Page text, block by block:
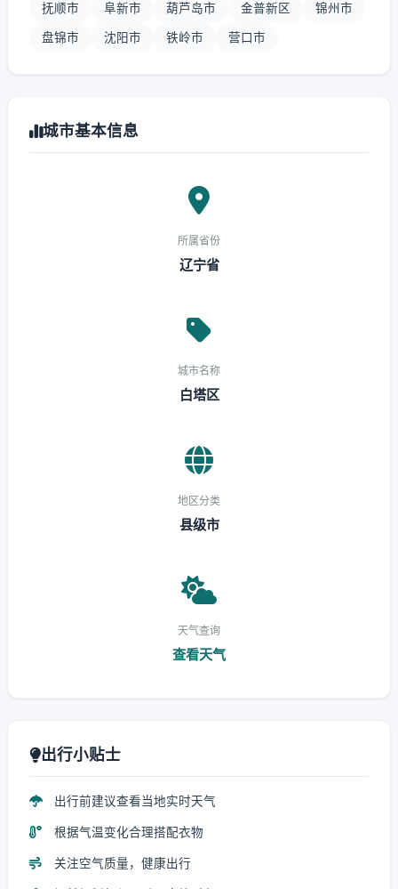
抚顺市 阜新市 葫芦岛市 金普新区 锦州市
盘锦市 沈阳市 铁岭市 营口市
城市基本信息
所属省份
辽宁省
城市名称
白塔区
地区分类
县级市
天气查询
查看天气
出行小贴士
出行前建议查看当地实时天气
根据气温变化合理搭配衣物
关注空气质量，健康出行